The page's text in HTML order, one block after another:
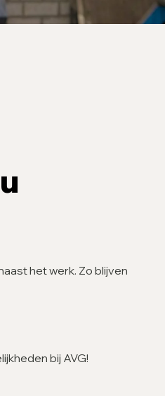
het werk. Zo blijven
bij AVG!